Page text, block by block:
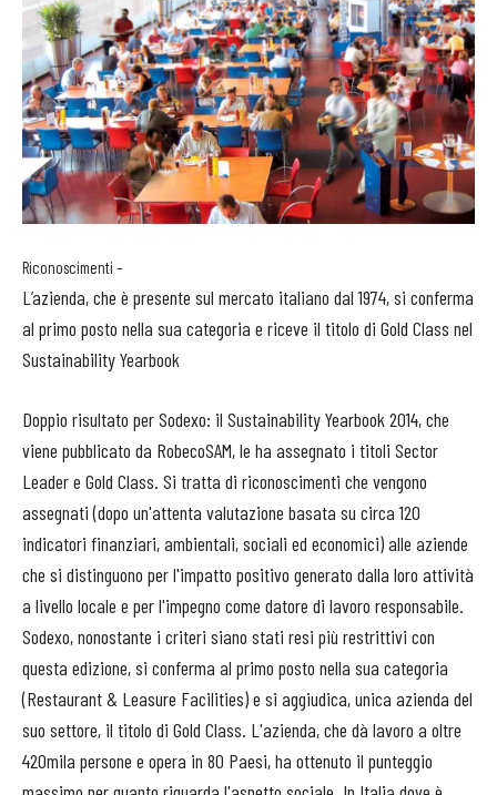
Riconoscimenti –
L’azienda, che è presente sul mercato italiano dal 1974, si conferma
al primo posto nella sua categoria e riceve il titolo di Gold Class nel
Sustainability Yearbook
Doppio risultato per Sodexo: il Sustainability Yearbook 2014, che
viene pubblicato da RobecoSAM, le ha assegnato i titoli Sector
Leader e Gold Class. Si tratta di riconoscimenti che vengono
assegnati (dopo un'attenta valutazione basata su circa 120
indicatori finanziari, ambientali, sociali ed economici) alle aziende
che si distinguono per l'impatto positivo generato dalla loro attività
a livello locale e per l'impegno come datore di lavoro responsabile.
Sodexo, nonostante i criteri siano stati resi più restrittivi con
questa edizione, si conferma al primo posto nella sua categoria
(Restaurant & Leasure Facilities) e si aggiudica, unica azienda del
suo settore, il titolo di Gold Class. L'azienda, che dà lavoro a oltre
420mila persone e opera in 80 Paesi, ha ottenuto il punteggio